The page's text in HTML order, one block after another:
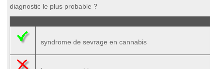
diagnostic le plus probable ?
syndrome de sevrage en cannabis